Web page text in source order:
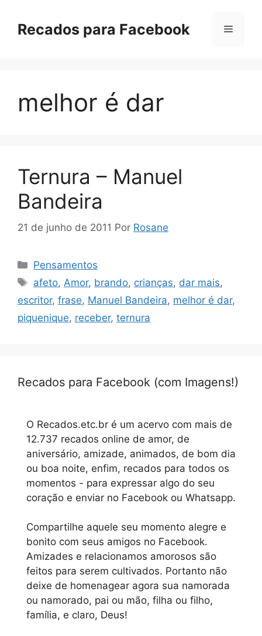
paraRecados para Facebook Menu
melhor é dar
Ternura – Manuel
Bandeira
21 de junho de 2011 Por Rosane
Categorias
Pensamentos
Tags
afeto, Amor, brando, crianças, dar mais,
escritor, frase, Manuel Bandeira, melhor é dar,
piquenique, receber, ternura
Recados para Facebook (com Imagens!)
O Recados.etc.br é um acervo com mais de
12.737 recados online de amor, de
aniversário, amizade, animados, de bom dia
ou boa noite, enfim, recados para todos os
momentos - para expressar algo do seu
coração e enviar no Facebook ou Whatsapp.
Compartilhe aquele seu momento alegre e
bonito com seus amigos no Facebook.
Amizades e relacionamos amorosos são
feitos para serem cultivados. Portanto não
deixe de homenagear agora sua namorada
ou namorado, pai ou mão, filha ou filho,
família, e claro, Deus!